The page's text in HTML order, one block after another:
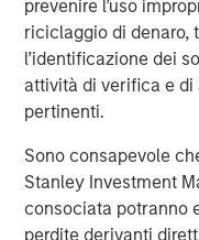
prevenire l’uso
riciclaggio di denaro,
l’identificazione dei
attività di verifica e
pertinenti.
Sono consapevole
Stanley Investment
consociata potranno
perdite derivanti
dedicated real estate
global perspective
transaction execution
manages $53 billion
About Morgan
Morgan Stanley